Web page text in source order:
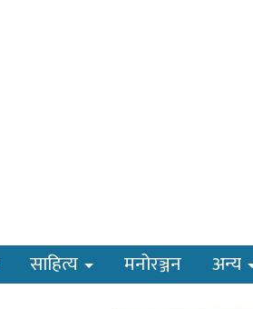
साहित्य मनोरञ्जन अन्य